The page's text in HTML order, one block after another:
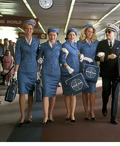
TV Program
Sledujte prima+
Přihlášení
Sledujte nás